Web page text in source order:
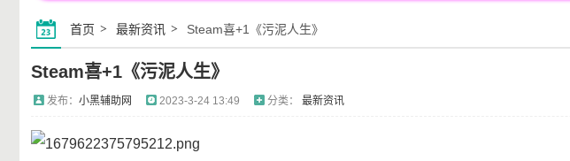
首页 最新资讯 Steam喜+1《污泥人生》
Steam喜+1《污泥人生》
发布： 小黑辅助网 2023-3-24 13:49 分类： 最新资讯